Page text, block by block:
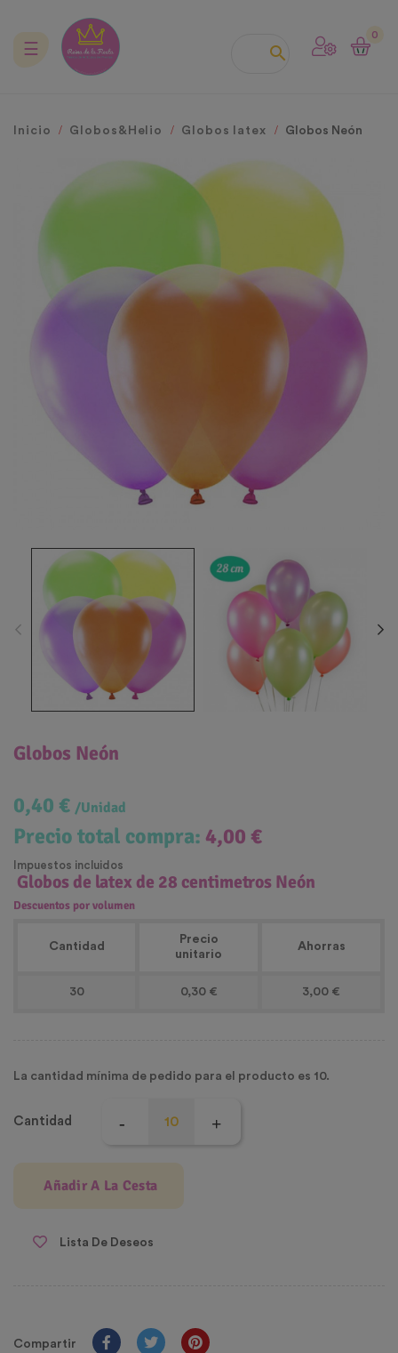

0
Navegación
☰
Inicio Globos&Helio Globos latex Globos Neón
Globos Neón
0,40 € /Unidad
Precio total compra: 4,00 €
Impuestos incluidos
Globos de latex de 28 centimetros Neón
Descuentos por volumen
Cantidad
Precio
unitario
Ahorras
30 0,30 € 3,00 €
La cantidad mínima de pedido para el producto es 10.
Cantidad
Añadir A La Cesta
Lista De Deseos
Compartir